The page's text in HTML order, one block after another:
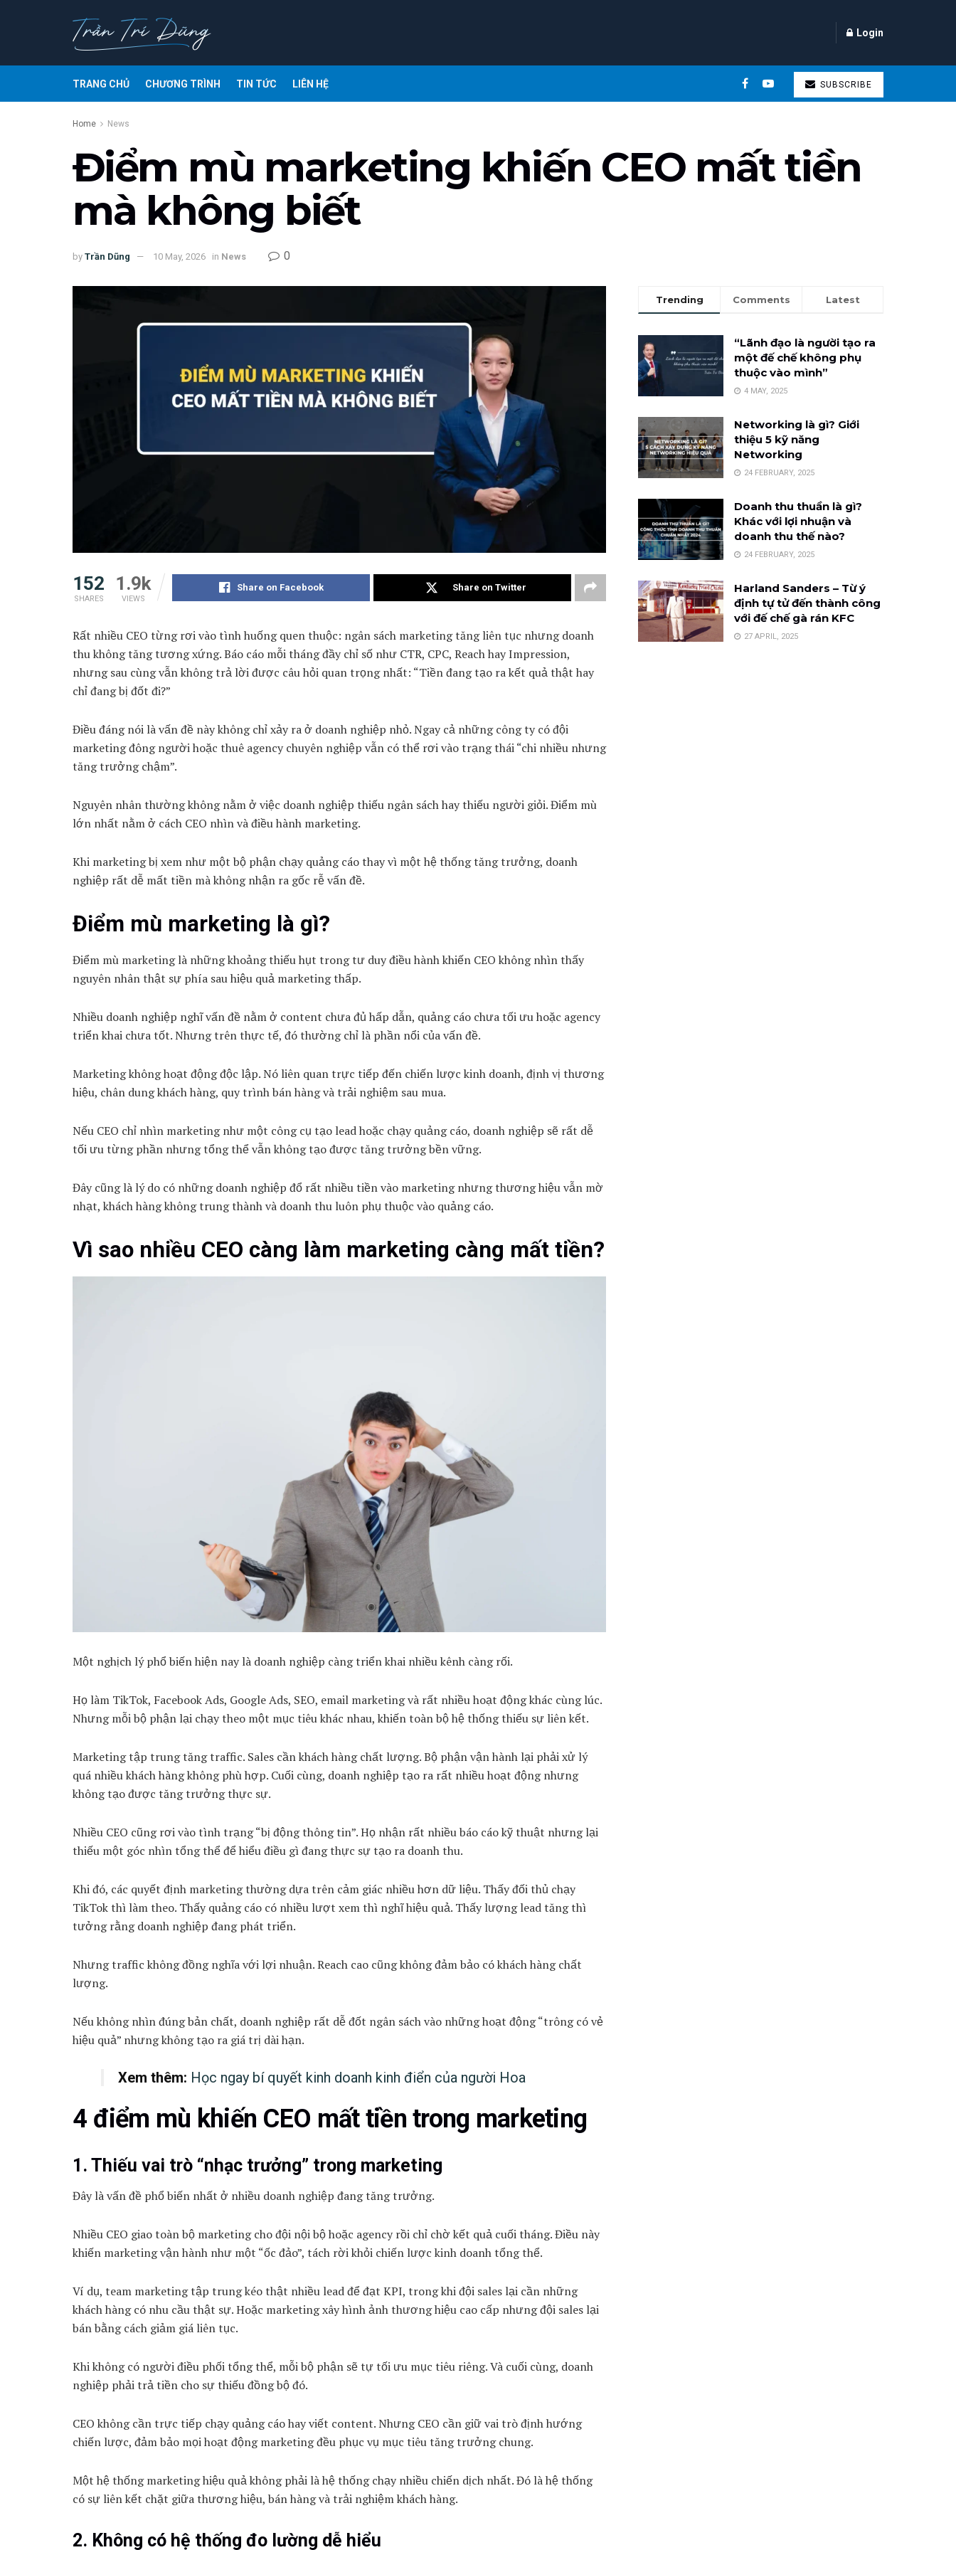
Login
TRANG CHỦ CHƯƠNG TRÌNH TIN TỨC LIÊN HỆ SUBSCRIBE
Home News
Điểm mù marketing khiến CEO mất tiền
mà không biết
by Trần Dũng 10 May, 2026 in News 0
152
SHARES
1.9k
VIEWS
Share on Facebook Share on Twitter
Rất nhiều CEO từng rơi vào tình huống quen thuộc: ngân sách marketing tăng liên tục nhưng doanh
thu không tăng tương xứng. Báo cáo mỗi tháng đầy chỉ số như CTR, CPC, Reach hay Impression,
nhưng sau cùng vẫn không trả lời được câu hỏi quan trọng nhất: “Tiền đang tạo ra kết quả thật hay
chỉ đang bị đốt đi?”
Điều đáng nói là vấn đề này không chỉ xảy ra ở doanh nghiệp nhỏ. Ngay cả những công ty có đội
marketing đông người hoặc thuê agency chuyên nghiệp vẫn có thể rơi vào trạng thái “chi nhiều nhưng
tăng trưởng chậm”.
Nguyên nhân thường không nằm ở việc doanh nghiệp thiếu ngân sách hay thiếu người giỏi. Điểm mù
lớn nhất nằm ở cách CEO nhìn và điều hành marketing.
Khi marketing bị xem như một bộ phận chạy quảng cáo thay vì một hệ thống tăng trưởng, doanh
nghiệp rất dễ mất tiền mà không nhận ra gốc rễ vấn đề.
Điểm mù marketing là gì?
Điểm mù marketing là những khoảng thiếu hụt trong tư duy điều hành khiến CEO không nhìn thấy
nguyên nhân thật sự phía sau hiệu quả marketing thấp.
Nhiều doanh nghiệp nghĩ vấn đề nằm ở content chưa đủ hấp dẫn, quảng cáo chưa tối ưu hoặc agency
triển khai chưa tốt. Nhưng trên thực tế, đó thường chỉ là phần nổi của vấn đề.
Marketing không hoạt động độc lập. Nó liên quan trực tiếp đến chiến lược kinh doanh, định vị thương
hiệu, chân dung khách hàng, quy trình bán hàng và trải nghiệm sau mua.
Nếu CEO chỉ nhìn marketing như một công cụ tạo lead hoặc chạy quảng cáo, doanh nghiệp sẽ rất dễ
tối ưu từng phần nhưng tổng thể vẫn không tạo được tăng trưởng bền vững.
Đây cũng là lý do có những doanh nghiệp đổ rất nhiều tiền vào marketing nhưng thương hiệu vẫn mờ
nhạt, khách hàng không trung thành và doanh thu luôn phụ thuộc vào quảng cáo.
Vì sao nhiều CEO càng làm marketing càng mất tiền?
Một nghịch lý phổ biến hiện nay là doanh nghiệp càng triển khai nhiều kênh càng rối.
Họ làm TikTok, Facebook Ads, Google Ads, SEO, email marketing và rất nhiều hoạt động khác cùng lúc.
Nhưng mỗi bộ phận lại chạy theo một mục tiêu khác nhau, khiến toàn bộ hệ thống thiếu sự liên kết.
Marketing tập trung tăng traffic. Sales cần khách hàng chất lượng. Bộ phận vận hành lại phải xử lý
quá nhiều khách hàng không phù hợp. Cuối cùng, doanh nghiệp tạo ra rất nhiều hoạt động nhưng
không tạo được tăng trưởng thực sự.
Nhiều CEO cũng rơi vào tình trạng “bị động thông tin”. Họ nhận rất nhiều báo cáo kỹ thuật nhưng lại
thiếu một góc nhìn tổng thể để hiểu điều gì đang thực sự tạo ra doanh thu.
Khi đó, các quyết định marketing thường dựa trên cảm giác nhiều hơn dữ liệu. Thấy đối thủ chạy
TikTok thì làm theo. Thấy quảng cáo có nhiều lượt xem thì nghĩ hiệu quả. Thấy lượng lead tăng thì
tưởng rằng doanh nghiệp đang phát triển.
Nhưng traffic không đồng nghĩa với lợi nhuận. Reach cao cũng không đảm bảo có khách hàng chất
lượng.
Nếu không nhìn đúng bản chất, doanh nghiệp rất dễ đốt ngân sách vào những hoạt động “trông có vẻ
hiệu quả” nhưng không tạo ra giá trị dài hạn.
Xem thêm: Học ngay bí quyết kinh doanh kinh điển của người Hoa
4 điểm mù khiến CEO mất tiền trong marketing
1. Thiếu vai trò “nhạc trưởng” trong marketing
Đây là vấn đề phổ biến nhất ở nhiều doanh nghiệp đang tăng trưởng.
Nhiều CEO giao toàn bộ marketing cho đội nội bộ hoặc agency rồi chỉ chờ kết quả cuối tháng. Điều này
khiến marketing vận hành như một “ốc đảo”, tách rời khỏi chiến lược kinh doanh tổng thể.
Ví dụ, team marketing tập trung kéo thật nhiều lead để đạt KPI, trong khi đội sales lại cần những
khách hàng có nhu cầu thật sự. Hoặc marketing xây hình ảnh thương hiệu cao cấp nhưng đội sales lại
bán bằng cách giảm giá liên tục.
Khi không có người điều phối tổng thể, mỗi bộ phận sẽ tự tối ưu mục tiêu riêng. Và cuối cùng, doanh
nghiệp phải trả tiền cho sự thiếu đồng bộ đó.
CEO không cần trực tiếp chạy quảng cáo hay viết content. Nhưng CEO cần giữ vai trò định hướng
chiến lược, đảm bảo mọi hoạt động marketing đều phục vụ mục tiêu tăng trưởng chung.
Một hệ thống marketing hiệu quả không phải là hệ thống chạy nhiều chiến dịch nhất. Đó là hệ thống
có sự liên kết chặt giữa thương hiệu, bán hàng và trải nghiệm khách hàng.
2. Không có hệ thống đo lường dễ hiểu
Trending Comments Latest
“Lãnh đạo là người tạo ra
một đế chế không phụ
thuộc vào mình”
4 MAY, 2025
Networking là gì? Giới
thiệu 5 kỹ năng
Networking
24 FEBRUARY, 2025
Doanh thu thuần là gì?
Khác với lợi nhuận và
doanh thu thế nào?
24 FEBRUARY, 2025
Harland Sanders – Từ ý
định tự tử đến thành công
với đế chế gà rán KFC
27 APRIL, 2025